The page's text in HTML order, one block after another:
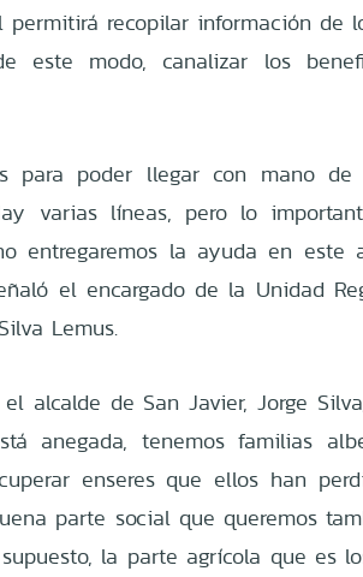
permitirá recopilar información de
este modo, canalizar los
para poder llegar con mano
varias líneas, pero lo
entregaremos la ayuda en este
el encargado de la Unidad
Lemus.
alcalde de San Javier, Jorge
anegada, tenemos familias
enseres que ellos han
parte social que queremos
la parte agrícola que es